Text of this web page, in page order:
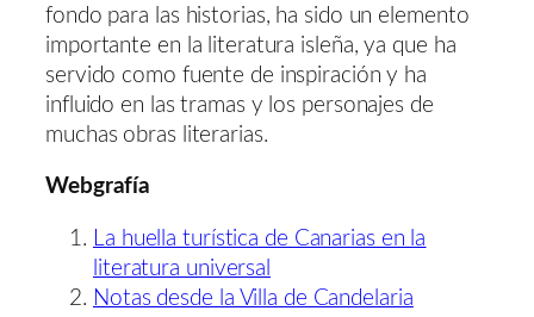
fondo para las historias, ha sido un elemento
importante en la literatura isleña, ya que ha
servido como fuente de inspiración y ha
influido en las tramas y los personajes de
muchas obras literarias.
Webgrafía
La huella turística de Canarias en la
literatura universal
Notas desde la Villa de Candelaria